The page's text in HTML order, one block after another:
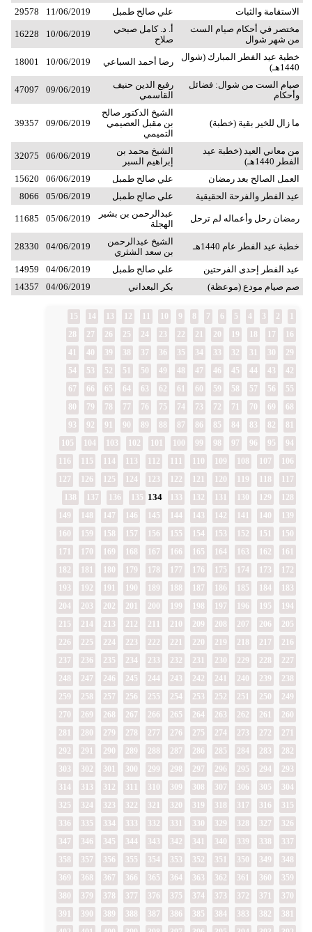
الاستقامة والثبات علي صالح طمبل 11/06/2019
29578
مختصر في أحكام صيام الست
من شهر شوال
أ. د. كامل صبحي
صلاح
10/06/2019
16228
خطبة عيد الفطر المبارك (شوال
1440هـ)
رضا أحمد السباعي 10/06/2019
18001
صيام الست من شوال: فضائل
وأحكام
رفيع الدين حنيف
القاسمي
09/06/2019
47097
ما زال للخير بقية (خطبة)
الشيخ الدكتور صالح
بن مقبل العصيمي
التميمي
09/06/2019
39357
من معاني العيد (خطبة عيد
الفطر 1440هـ)
الشيخ محمد بن
إبراهيم السبر
06/06/2019
32075
العمل الصالح بعد رمضان علي صالح طمبل 06/06/2019
15620
عيد الفطر والفرحة الحقيقية
علي صالح طمبل 05/06/2019
8066
رمضان رحل وأعماله لم ترحل
عبدالرحمن بن بشير
الهجلة
05/06/2019
11685
خطبة عيد الفطر عام 1440هـ
الشيخ عبدالرحمن
بن سعد الشثري
04/06/2019
28330
عيد الفطر إحدى الفرحتين علي صالح طمبل 04/06/2019
14959
صم صيام مودع (موعظة)
بكر البعداني 04/06/2019
14357
2
3
4
5
6
7
8
9
12
13
14
15
16
17
18
19
20
21
22
23
24
25
26
27
28
29
30
31
32
33
34
35
36
37
38
39
40
41
42
43
44
45
46
47
48
49
50
51
52
53
54
55
56
57
58
59
60
61
62
63
64
65
66
67
68
69
70
71
72
73
74
75
76
77
78
79
80
81
82
83
84
85
86
87
88
89
90
91
92
93
94
95
96
97
98
99
102
103
104
105
106
107
108
109
112
113
114
115
116
117
118
119
120
121
122
123
124
125
126
127
128
129
130
131
132
133
135
136
137
138
139
140
141
142
143
144
145
146
147
148
149
150
151
152
153
154
155
156
157
158
159
160
161
162
163
164
165
166
167
168
169
170
171
172
173
174
175
176
177
178
179
180
181
182
183
184
185
186
187
188
189
190
191
192
193
194
195
196
197
198
199
200
201
202
203
204
205
206
207
208
209
210
211
212
213
214
215
216
217
218
219
220
221
222
223
224
225
226
227
228
229
230
231
232
233
234
235
236
237
238
239
240
241
242
243
244
245
246
247
248
249
250
251
252
253
254
255
256
257
258
259
260
261
262
263
264
265
266
267
268
269
270
271
272
273
274
275
276
277
278
279
280
281
282
283
284
285
286
287
288
289
290
291
292
293
294
295
296
297
298
299
300
301
302
303
304
305
306
307
308
309
310
311
312
313
314
315
316
317
318
319
320
321
322
323
324
325
326
327
328
329
330
331
332
333
334
335
336
337
338
339
340
341
342
343
344
345
346
347
348
349
350
351
352
353
354
355
356
357
358
359
360
361
362
363
364
365
366
367
368
369
370
371
372
373
374
375
376
377
378
379
380
381
382
383
384
385
386
387
388
389
390
391